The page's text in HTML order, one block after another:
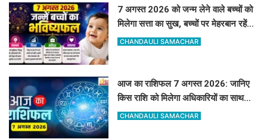
7 अगस्त 2026 को जन्म लेने वाले बच्चों को
मिलेगा सत्ता का सुख, बच्चों पर मेहरबान रहेंगे
ग्रह-नक्षत्र,
CHANDAULI SAMACHAR
आज का राशिफल 7 अगस्त 2026: जानिए
किस राशि को मिलेगा अधिकारियों का साथ
और किसे रहना होगा सतर्क
CHANDAULI SAMACHAR